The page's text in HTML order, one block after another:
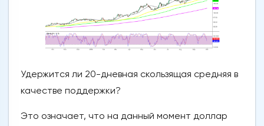
Удержится ли 20-дневная скользящая средняя в
качестве поддержки?
Это означает, что на данный момент доллар